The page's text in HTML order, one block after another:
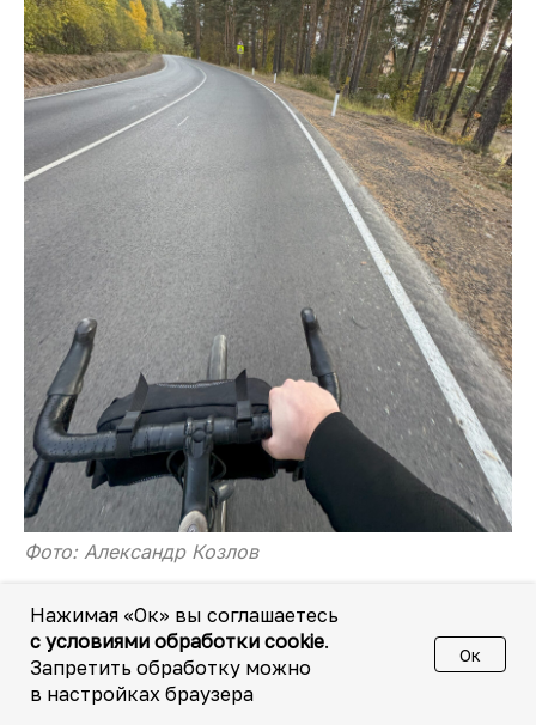
Фото: Александр Козлов
Василий Катынкин
Нажимая «Ок» вы соглашаетесь
с условиями обработки cookie.
Запретить обработку можно
в настройках браузера
Ок